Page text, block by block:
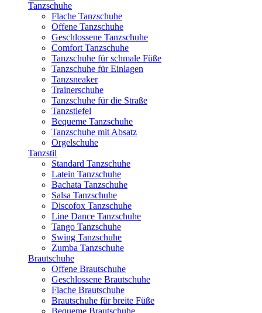
Tanzschuhe
Flache Tanzschuhe
Offene Tanzschuhe
Geschlossene Tanzschuhe
Comfort Tanzschuhe
Tanzschuhe für schmale Füße
Tanzschuhe für Einlagen
Tanzsneaker
Trainerschuhe
Tanzschuhe für die Straße
Tanzstiefel
Bequeme Tanzschuhe
Tanzschuhe mit Absatz
Orgelschuhe
Tanzstil
Standard Tanzschuhe
Latein Tanzschuhe
Bachata Tanzschuhe
Salsa Tanzschuhe
Discofox Tanzschuhe
Line Dance Tanzschuhe
Tango Tanzschuhe
Swing Tanzschuhe
Zumba Tanzschuhe
Brautschuhe
Offene Brautschuhe
Geschlossene Brautschuhe
Flache Brautschuhe
Brautschuhe für breite Füße
Bequeme Brautschuhe